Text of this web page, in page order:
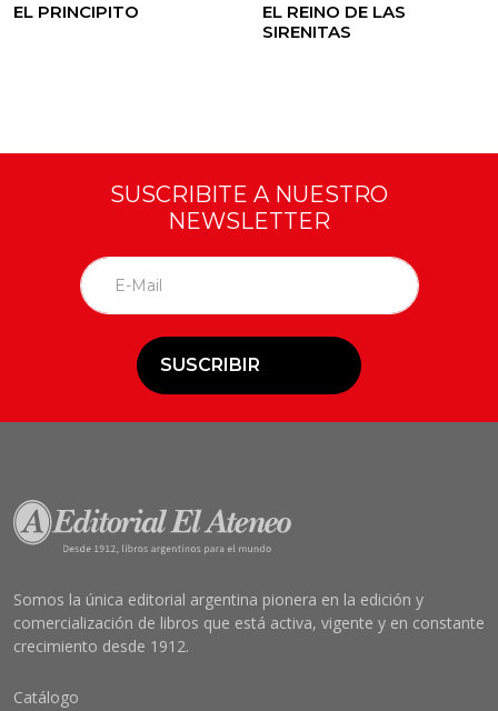
EL PRINCIPITO
EL REINO DE LAS
SIRENITAS
SUSCRIBITE A NUESTRO
NEWSLETTER
SUSCRIBIR
Somos la única editorial argentina pionera en la edición y
comercialización de libros que está activa, vigente y en constante
crecimiento desde 1912.
Catálogo